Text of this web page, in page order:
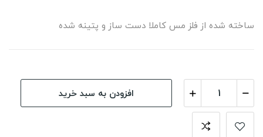
ساخته شده از فلز مس کاملا دست ساز و پتینه شده
افزودن به سبد خرید